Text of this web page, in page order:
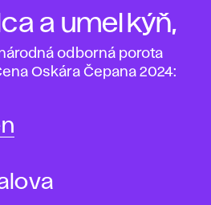
a umelkýň,
odborná porota
Oskára Čepana 2024: